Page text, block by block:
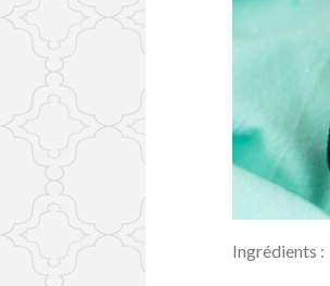
Ingrédients :